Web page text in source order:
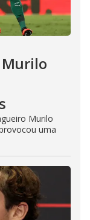
Murilo
Murilo
uma